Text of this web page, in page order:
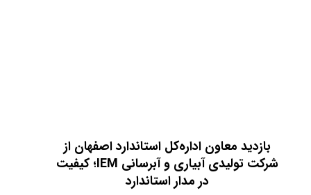
بازدید معاون اداره‌کل استاندارد اصفهان از
شرکت تولیدی آبیاری و آبرسانی IEM؛ کیفیت
در مدار استاندارد